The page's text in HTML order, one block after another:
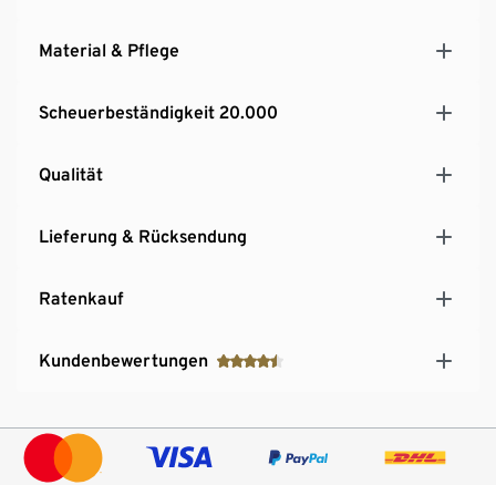
Material & Pflege
Scheuerbeständigkeit 20.000
Qualität
Lieferung & Rücksendung
Ratenkauf
Kundenbewertungen